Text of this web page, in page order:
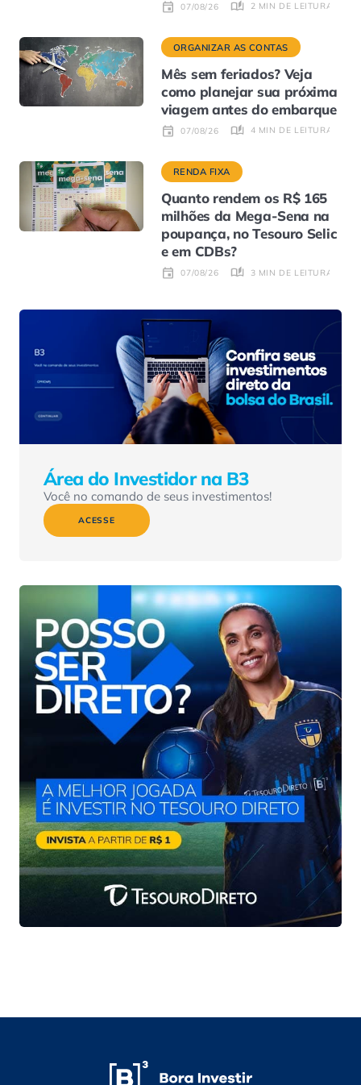
07/08/26 2 MIN DE LEITURA
ORGANIZAR AS CONTAS
Mês sem feriados? Veja
como planejar sua próxima
viagem antes do embarque
07/08/26 4 MIN DE LEITURA
RENDA FIXA
Quanto rendem os R$ 165
milhões da Mega-Sena na
poupança, no Tesouro Selic
e em CDBs?
07/08/26 3 MIN DE LEITURA
Área do Investidor na B3
Você no comando de seus investimentos!
ACESSE